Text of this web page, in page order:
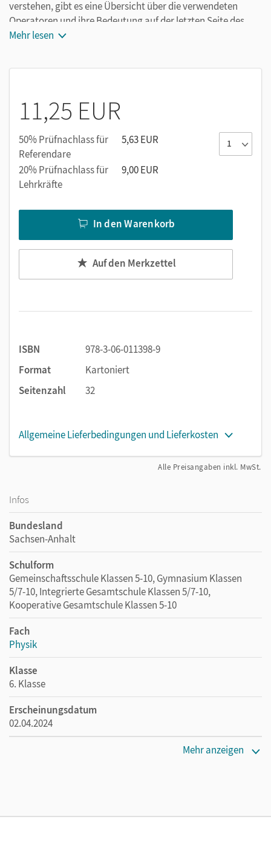
verstehen, gibt es eine Übersicht über die verwendeten
Operatoren und ihre Bedeutung auf der letzten Seite des
Arbeitsheftes.
Die Themen:
Die Naturwissenschaft Physik
Strahlenoptik
Eigenschaften und Bewegung von Körpern und
Teilchen
Mehr lesen
11,25 EUR
50% Prüfnachlass für
Referendare
5,63 EUR
20% Prüfnachlass für
Lehrkräfte
9,00 EUR
In den Warenkorb
Auf den Merkzettel
ISBN
978-3-06-011398-9
Format
Kartoniert
Seitenzahl
32
Allgemeine Lieferbedingungen und Lieferkosten
Alle Preisangaben inkl. MwSt.
Infos
Bundesland
Sachsen-Anhalt
Schulform
Gemeinschaftsschule Klassen 5-10, Gymnasium Klassen
5/7-10, Integrierte Gesamtschule Klassen 5/7-10,
Kooperative Gesamtschule Klassen 5-10
Fach
Physik
Klasse
6. Klasse
Erscheinungsdatum
02.04.2024
Mehr anzeigen